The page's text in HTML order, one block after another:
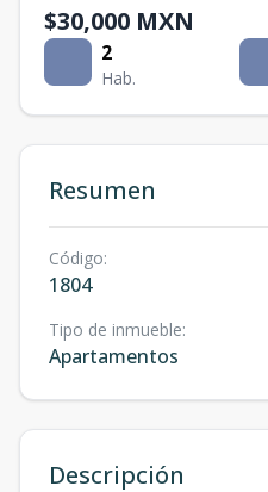
$30,000 MXN
2
Hab.
Resumen
Código:
1804
Tipo de inmueble:
Apartamentos
Descripción